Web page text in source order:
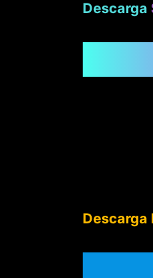
Descarga
Descarga